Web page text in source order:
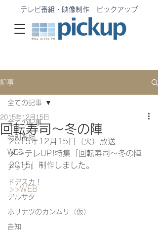
テレビ番組・映像制作 ピックアップ
記事
全ての記事
特別番組
WEB
アップ！
ドデスカ！
デルサタ
ホリナツのカンムリ（仮）
告知
全ての記事
回転寿司～冬の陣
2015年12月15日
2015年12月15日（火）放送
メ〜テレUP!特集「回転寿司～冬の陣
2015」制作しました。
>>WEB